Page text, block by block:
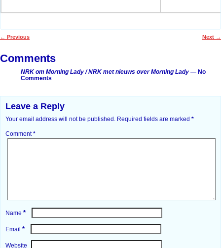
← Previous Next →
Comments
NRK om Morning Lady / NRK met nieuws over Morning Lady — No
Comments
Leave a Reply
Your email address will not be published. Required fields are marked *
Comment*
Name *
Email *
Website